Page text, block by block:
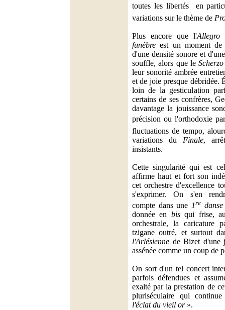
toutes les libertés  en
variations sur le thème de
Plus encore que l'Allegro
funèbre est un moment de
d'une densité sonore et
souffle, alors que leScherzo
leur sonorité ambrée
et de joie presque débridée.
loin de la gesticulation
certains de ses confrères,
davantage la jouissance
précision ou l'orthodoxie
fluctuations de tempo,
variations du Finale,
insistants.
Cette singularité qui est
affirme haut et fort son
cet orchestre d'excellence
s'exprimer. On s'en
compte dans une 1re
donnée en bisqui frise,
orchestrale, la caricature
tzigane outré, et surtout
l'Arlésienne de Bizet d'une
assénée comme un coup de
On sort d'un tel concert
parfois défendues et
exalté par la prestation de
pluriséculaire qui
l'éclat du vieil or».